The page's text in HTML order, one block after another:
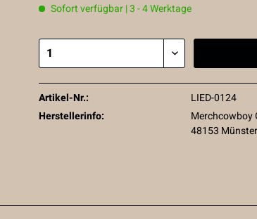
Sofort verfügbar | 3 - 4 Werktage
Artikel-Nr.:
LIED-0124
Herstellerinfo:
Merchcowboy
48153